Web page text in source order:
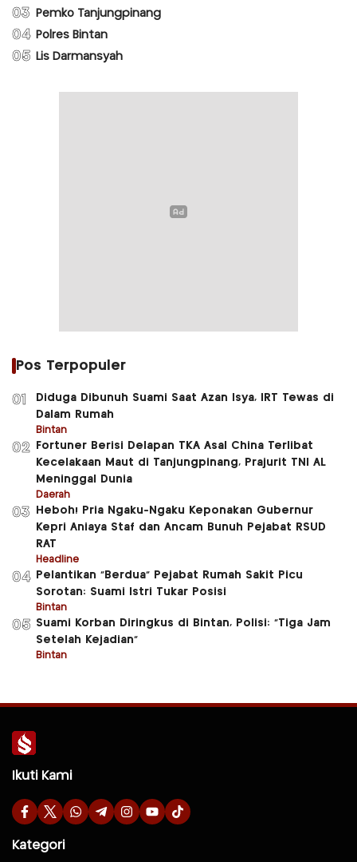
03 Pemko Tanjungpinang
04 Polres Bintan
05 Lis Darmansyah
Pos Terpopuler
01
Diduga Dibunuh Suami Saat Azan Isya, IRT Tewas di
Dalam Rumah
Bintan
02
Fortuner Berisi Delapan TKA Asal China Terlibat
Kecelakaan Maut di Tanjungpinang, Prajurit TNI AL
Meninggal Dunia
Daerah
03
Heboh! Pria Ngaku-Ngaku Keponakan Gubernur
Kepri Aniaya Staf dan Ancam Bunuh Pejabat RSUD
RAT
Headline
04
Pelantikan “Berdua” Pejabat Rumah Sakit Picu
Sorotan: Suami Istri Tukar Posisi
Bintan
05 Suami Korban Diringkus di Bintan, Polisi: “Tiga Jam
Setelah Kejadian”
Bintan
Ikuti Kami
Kategori